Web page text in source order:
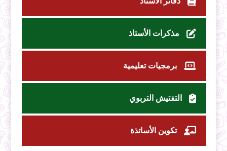
مذكرات الأستاذ
برمجيات تعليمية
التفتيش التربوي
تكوين الأساتذة